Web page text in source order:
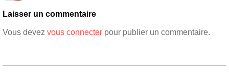
Laisser un commentaire
Vous devez vous connecter pour publier un commentaire.